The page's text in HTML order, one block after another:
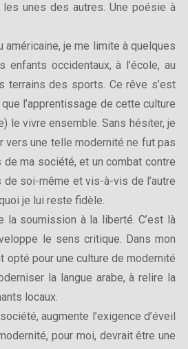
unes des autres. Une poésie à
américaine, je me limite à quelques
occidentaux, à l’école, au
terrains des sports. Ce rêve s’est
l’apprentissage de cette culture
le vivre ensemble. Sans hésiter, je
vers une telle modernité ne fut pas
ma société, et un combat contre
soi-même et vis-à-vis de l’autre
je lui reste fidèle.
la soumission à la liberté. C’est là
le sens critique. Dans mon
opté pour une culture de modernité
la langue arabe, à relire la
locaux.
augmente l’exigence d’éveil
pour moi, devrait être une